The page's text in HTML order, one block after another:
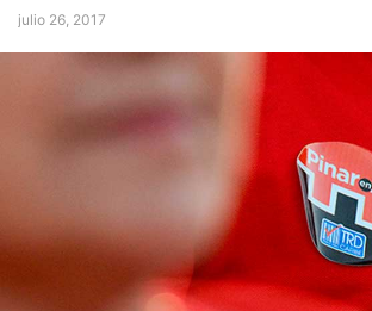
julio 26, 2017